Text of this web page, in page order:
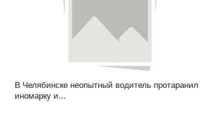
В Челябинске неопытный водитель протаранил
иномарку и...